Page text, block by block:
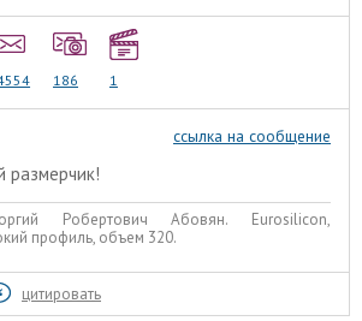
186 1
ссылка на сообщение
размерчик!
Робертович Абовян. Eurosilicon,
профиль, объем 320.
цитировать